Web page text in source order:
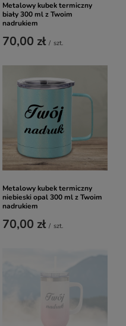
Metalowy kubek termiczny
biały 300 ml z Twoim
nadrukiem
70,00 zł / szt.
Metalowy kubek termiczny
niebieski opal 300 ml z Twoim
nadrukiem
70,00 zł / szt.